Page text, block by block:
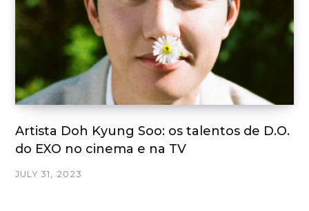
Artista Doh Kyung Soo: os talentos de D.O.
do EXO no cinema e na TV
JULY 31, 2023